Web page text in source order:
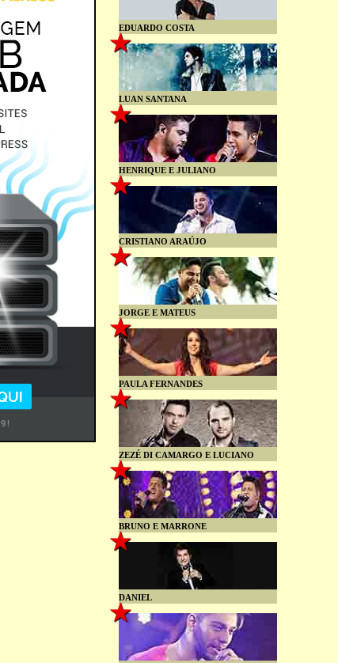
EDUARDO COSTA
LUAN SANTANA
HENRIQUE E JULIANO
CRISTIANO ARAÚJO
JORGE E MATEUS
PAULA FERNANDES
ZEZÉ DI CAMARGO E LUCIANO
BRUNO E MARRONE
DANIEL